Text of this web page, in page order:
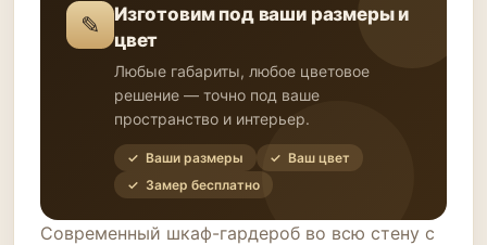
✎
Изготовим под ваши размеры и
цвет
Любые габариты, любое цветовое
решение — точно под ваше
пространство и интерьер.
✓ Ваши размеры
✓ Ваш цвет
✓ Замер бесплатно
Современный шкаф-гардероб во всю стену с